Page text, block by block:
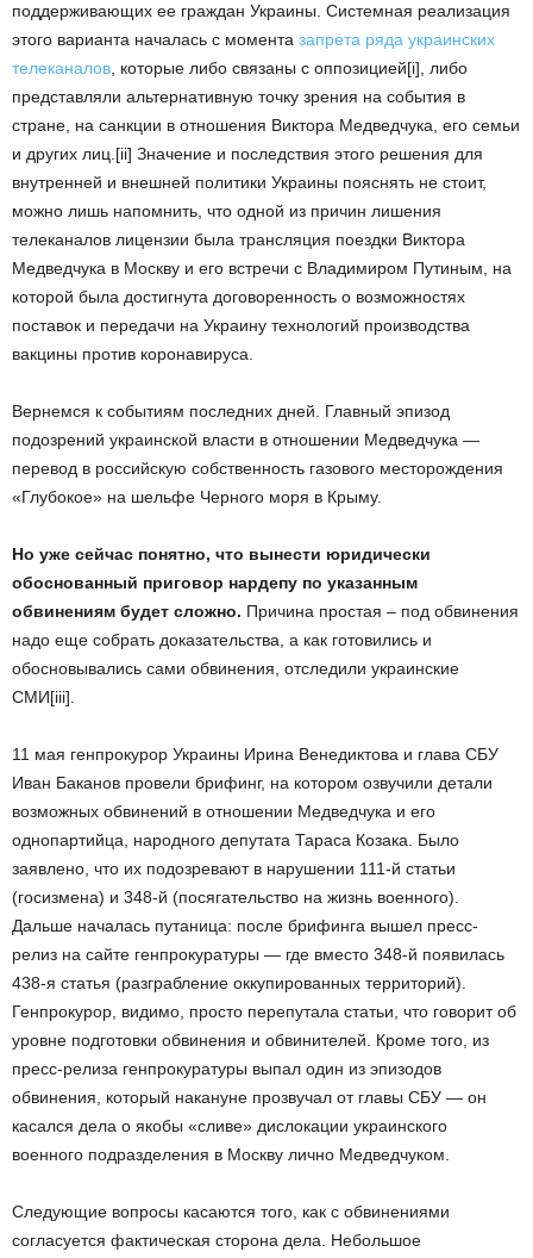
поддерживающих ее граждан Украины. Системная реализация
этого варианта началась с момента запрета ряда украинских
телеканалов , которые либо связаны с оппозицией[i], либо
представляли альтернативную точку зрения на события в
стране, на санкции в отношения Виктора Медведчука, его семьи
и других лиц.[ii] Значение и последствия этого решения для
внутренней и внешней политики Украины пояснять не стоит,
можно лишь напомнить, что одной из причин лишения
телеканалов лицензии была трансляция поездки Виктора
Медведчука в Москву и его встречи с Владимиром Путиным, на
которой была достигнута договоренность о возможностях
поставок и передачи на Украину технологий производства
вакцины против коронавируса.
Вернемся к событиям последних дней. Главный эпизод
подозрений украинской власти в отношении Медведчука —
перевод в российскую собственность газового месторождения
«Глубокое» на шельфе Черного моря в Крыму.
Но уже сейчас понятно, что вынести юридически
обоснованный приговор нардепу по указанным
обвинениям будет сложно. Причина простая – под обвинения
надо еще собрать доказательства, а как готовились и
обосновывались сами обвинения, отследили украинские
СМИ[iii].
11 мая генпрокурор Украины Ирина Венедиктова и глава СБУ
Иван Баканов провели брифинг, на котором озвучили детали
возможных обвинений в отношении Медведчука и его
однопартийца, народного депутата Тараса Козака. Было
заявлено, что их подозревают в нарушении 111-й статьи
(госизмена) и 348-й (посягательство на жизнь военного).
Дальше началась путаница: после брифинга вышел пресс-
релиз на сайте генпрокуратуры — где вместо 348-й появилась
438-я статья (разграбление оккупированных территорий).
Генпрокурор, видимо, просто перепутала статьи, что говорит об
уровне подготовки обвинения и обвинителей. Кроме того, из
пресс-релиза генпрокуратуры выпал один из эпизодов
обвинения, который накануне прозвучал от главы СБУ — он
касался дела о якобы «сливе» дислокации украинского
военного подразделения в Москву лично Медведчуком.
Следующие вопросы касаются того, как с обвинениями
согласуется фактическая сторона дела. Небольшое